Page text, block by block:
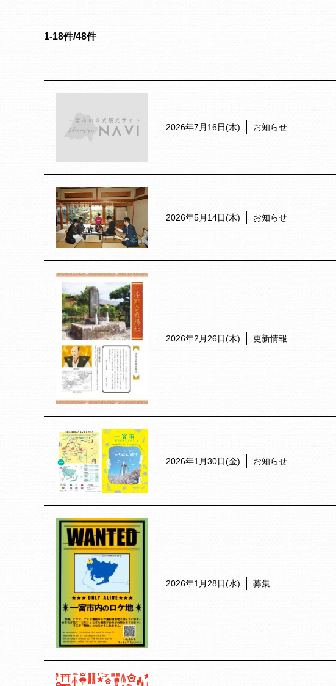
1-18件/48件
2026年7月16日(木) お知らせ
2026年5月14日(木) お知らせ
2026年2月26日(木) 更新情報
2026年1月30日(金) お知らせ
2026年1月28日(水) 募集